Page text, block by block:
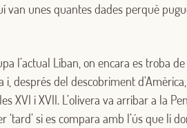
van unes quantes dades perquè
l’actual Líban, on encara es troba
després del descobriment
XVI i XVII. L’olivera va arribar a la
‘tard’ si es compara amb l’ús que li